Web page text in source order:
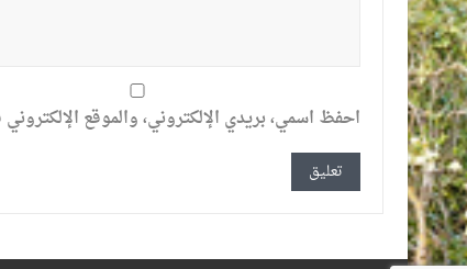
احفظ اسمي، بريدي الإلكتروني، والموقع